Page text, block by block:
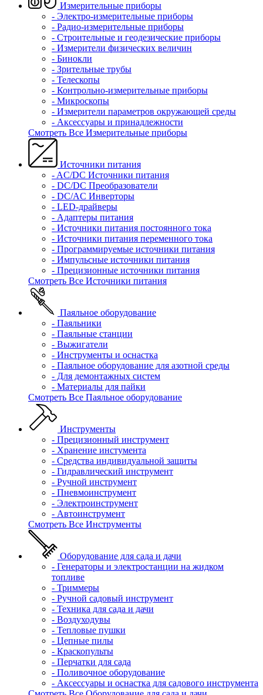
Измерительные приборы
- Электро-измерительные приборы
- Радио-измерительные приборы
- Строительные и геодезические приборы
- Измерители физических величин
- Бинокли
- Зрительные трубы
- Телескопы
- Контрольно-измерительные приборы
- Микроскопы
- Измерители параметров окружающей среды
- Аксессуары и принадлежности
Смотреть Все Измерительные приборы
Источники питания
- AC/DC Источники питания
- DC/DC Преобразователи
- DC/AC Инверторы
- LED-драйверы
- Адаптеры питания
- Источники питания постоянного тока
- Источники питания переменного тока
- Программируемые источники питания
- Импульсные источники питания
- Прецизионные источники питания
Смотреть Все Источники питания
Паяльное оборудование
- Паяльники
- Паяльные станции
- Выжигатели
- Инструменты и оснастка
- Паяльное оборудование для азотной среды
- Для демонтажных систем
- Материалы для пайки
Смотреть Все Паяльное оборудование
Инструменты
- Прецизионный инструмент
- Хранение инстумента
- Средства индивидуальной защиты
- Гидравлический инструмент
- Ручной инструмент
- Пневмоинструмент
- Электроинструмент
- Автоинструмент
Смотреть Все Инструменты
Оборудование для сада и дачи
- Генераторы и электростанции на жидком
топливе
- Триммеры
- Ручной садовый инструмент
- Техника для сада и дачи
- Воздуходувы
- Тепловые пушки
- Цепные пилы
- Краскопульты
- Перчатки для сада
- Поливочное оборудование
- Аксессуары и оснастка для садового инструмента